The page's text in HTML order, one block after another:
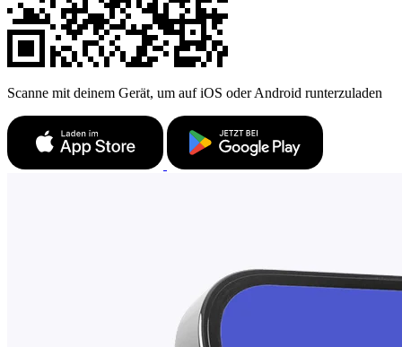
Scanne mit deinem Gerät, um auf iOS oder Android runterzuladen